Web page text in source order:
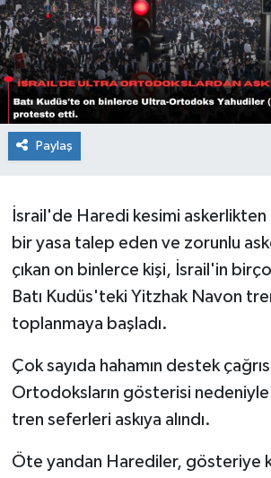
Paylaş
İsrail'de Haredi kesimi
bir yasa talep eden ve zorunlu
çıkan on binlerce kişi, İsrail'in
Batı Kudüs'teki Yitzhak Navon
toplanmaya başladı.
Çok sayıda hahamın destek
Ortodoksların gösterisi
tren seferleri askıya alındı.
Öte yandan Harediler, gösteriye
Teknoloji
Türkiye